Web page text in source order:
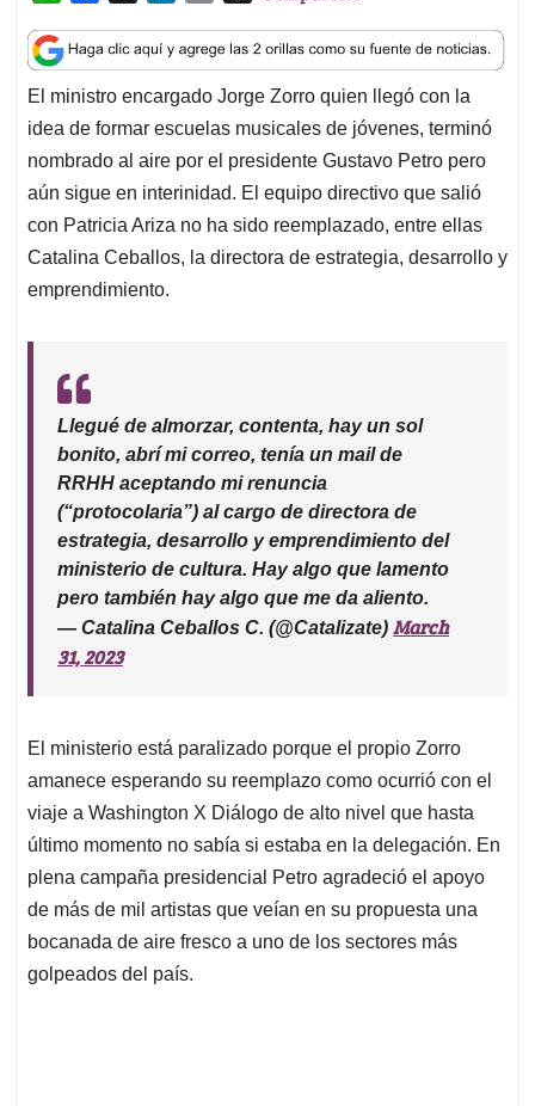
a
t
s
A
p
p
c
e
b
o
o
k
n
k
e
d
I
n
a
i
l
r
e
a
d
s
El ministro encargado Jorge Zorro quien llegó con la
idea de formar escuelas musicales de jóvenes, terminó
nombrado al aire por el presidente Gustavo Petro pero
aún sigue en interinidad. El equipo directivo que salió
con Patricia Ariza no ha sido reemplazado, entre ellas
Catalina Ceballos, la directora de estrategia, desarrollo y
emprendimiento.
Llegué de almorzar, contenta, hay un sol
bonito, abrí mi correo, tenía un mail de
RRHH aceptando mi renuncia
(“protocolaria”) al cargo de directora de
estrategia, desarrollo y emprendimiento del
ministerio de cultura. Hay algo que lamento
pero también hay algo que me da aliento.
— Catalina Ceballos C. (@Catalizate) March
31, 2023
El ministerio está paralizado porque el propio Zorro
amanece esperando su reemplazo como ocurrió con el
viaje a Washington X Diálogo de alto nivel que hasta
último momento no sabía si estaba en la delegación. En
plena campaña presidencial Petro agradeció el apoyo
de más de mil artistas que veían en su propuesta una
bocanada de aire fresco a uno de los sectores más
golpeados del país.